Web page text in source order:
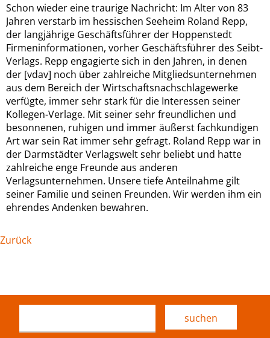
Schon wieder eine traurige Nachricht: Im Alter von 83
Jahren verstarb im hessischen Seeheim Roland Repp,
der langjährige Geschäftsführer der Hoppenstedt
Firmeninformationen, vorher Geschäftsführer des Seibt-
Verlags. Repp engagierte sich in den Jahren, in denen
der [vdav] noch über zahlreiche Mitgliedsunternehmen
aus dem Bereich der Wirtschaftsnachschlagewerke
verfügte, immer sehr stark für die Interessen seiner
Kollegen-Verlage. Mit seiner sehr freundlichen und
besonnenen, ruhigen und immer äußerst fachkundigen
Art war sein Rat immer sehr gefragt. Roland Repp war in
der Darmstädter Verlagswelt sehr beliebt und hatte
zahlreiche enge Freunde aus anderen
Verlagsunternehmen. Unsere tiefe Anteilnahme gilt
seiner Familie und seinen Freunden. Wir werden ihm ein
ehrendes Andenken bewahren.
Zurück